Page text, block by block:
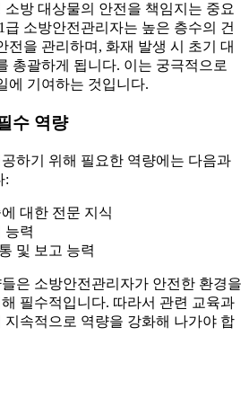
방 대상물의 안전을 책임지는 중요
소방안전관리자는 높은 층수의 건
전을 관리하며, 화재 발생 시 초기 대
총괄하게 됩니다. 이는 궁극적으로
에 기여하는 것입니다.
수 역량
하기 위해 필요한 역량에는 다음과
:
대한 전문 지식
능력
및 보고 능력
은 소방안전관리자가 안전한 환경을
필수적입니다. 따라서 관련 교육과
지속적으로 역량을 강화해 나가야 합